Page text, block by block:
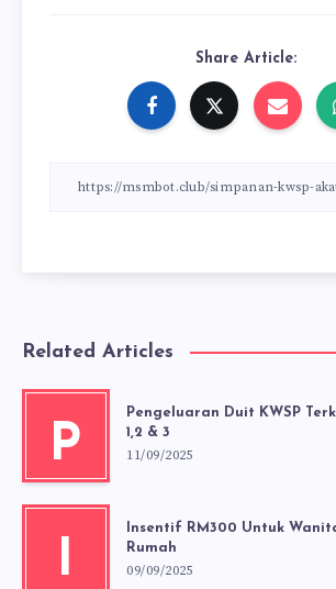
Share Article:
Related Articles
P
Pengeluaran Duit KWSP
1,2 & 3
11/09/2025
I
Insentif RM300 Untuk
Rumah
09/09/2025